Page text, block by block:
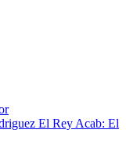
El Rey Acab: El